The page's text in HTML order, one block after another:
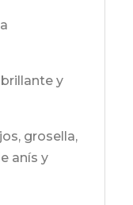
y
grosella,
anís y